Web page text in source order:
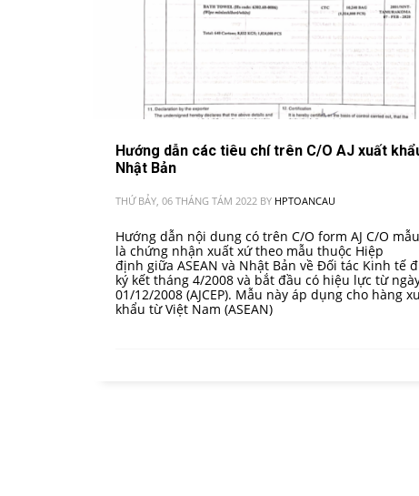
Hướng dẫn các tiêu chí trên C/O AJ xuất
Nhật Bản
THỨ BẢY, 06 THÁNG TÁM 2022 BY HPTOANCAU
Hướng dẫn nội dung có trên C/O form AJ C/O mẫu
là chứng nhận xuất xứ theo mẫu thuộc Hiệp
định giữa ASEAN và Nhật Bản về Đối tác Kinh tế
ký kết tháng 4/2008 và bắt đầu có hiệu lực từ
01/12/2008 (AJCEP). Mẫu này áp dụng cho hàng
khẩu từ Việt Nam (ASEAN)